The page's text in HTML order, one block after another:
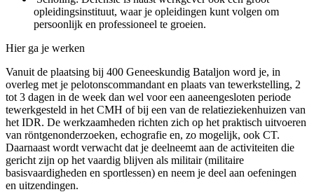
opleidingsinstituut, waar je opleidingen kunt volgen om
persoonlijk en professioneel te groeien.
Hier ga je werken
Vanuit de plaatsing bij 400 Geneeskundig Bataljon word je, in
overleg met je pelotonscommandant en plaats van tewerkstelling, 2
tot 3 dagen in de week dan wel voor een aaneengesloten periode
tewerkgesteld in het CMH of bij een van de relatieziekenhuizen van
het IDR. De werkzaamheden richten zich op het praktisch uitvoeren
van röntgenonderzoeken, echografie en, zo mogelijk, ook CT.
Daarnaast wordt verwacht dat je deelneemt aan de activiteiten die
gericht zijn op het vaardig blijven als militair (militaire
basisvaardigheden en sportlessen) en neem je deel aan oefeningen
en uitzendingen.